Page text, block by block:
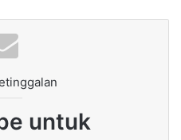
untuk